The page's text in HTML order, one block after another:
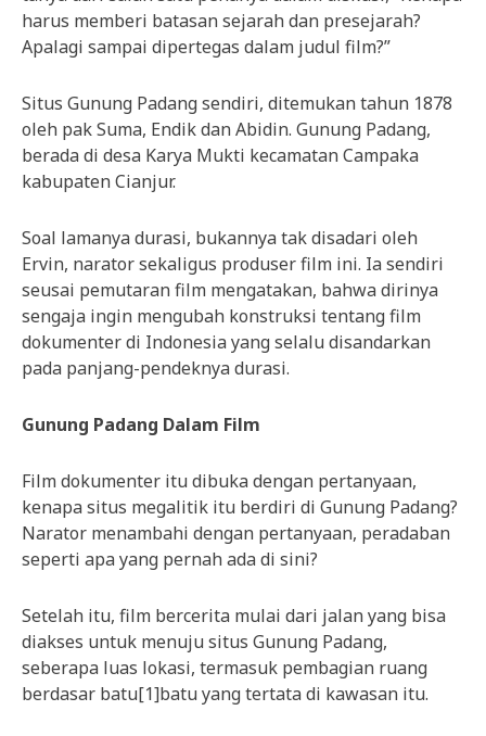
harus memberi batasan sejarah dan presejarah?
Apalagi sampai dipertegas dalam judul film?”
Situs Gunung Padang sendiri, ditemukan tahun 1878
oleh pak Suma, Endik dan Abidin. Gunung Padang,
berada di desa Karya Mukti kecamatan Campaka
kabupaten Cianjur.
Soal lamanya durasi, bukannya tak disadari oleh
Ervin, narator sekaligus produser film ini. Ia sendiri
seusai pemutaran film mengatakan, bahwa dirinya
sengaja ingin mengubah konstruksi tentang film
dokumenter di Indonesia yang selalu disandarkan
pada panjang-pendeknya durasi.
Gunung Padang Dalam Film
Film dokumenter itu dibuka dengan pertanyaan,
kenapa situs megalitik itu berdiri di Gunung Padang?
Narator menambahi dengan pertanyaan, peradaban
seperti apa yang pernah ada di sini?
Setelah itu, film bercerita mulai dari jalan yang bisa
diakses untuk menuju situs Gunung Padang,
seberapa luas lokasi, termasuk pembagian ruang
berdasar batu[1]batu yang tertata di kawasan itu.